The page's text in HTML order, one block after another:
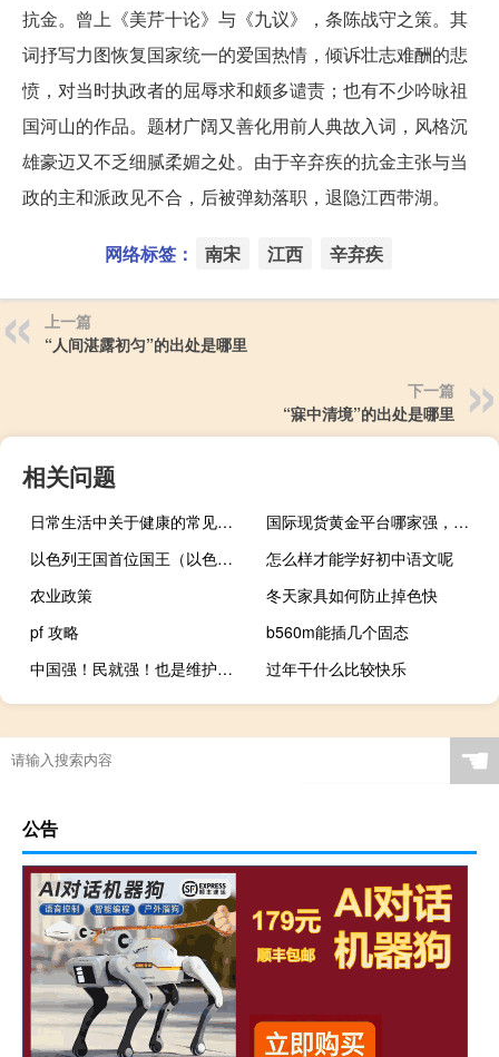
抗金。曾上《美芹十论》与《九议》，条陈战守之策。其
词抒写力图恢复国家统一的爱国热情，倾诉壮志难酬的悲
愤，对当时执政者的屈辱求和颇多谴责；也有不少吟咏祖
国河山的作品。题材广阔又善化用前人典故入词，风格沉
雄豪迈又不乏细腻柔媚之处。由于辛弃疾的抗金主张与当
政的主和派政见不合，后被弹劾落职，退隐江西带湖。
网络标签： 南宋 江西 辛弃疾
上一篇
“人间湛露初匀”的出处是哪里
下一篇
“寐中清境”的出处是哪里
相关问题
日常生活中关于健康的常见谎言有哪些？
国际现货黄金平台哪家强，记住选平台小妙招!
以色列王国首位国王（以色列王国）
怎么样才能学好初中语文呢
农业政策
冬天家具如何防止掉色快
pf 攻略
b560m能插几个固态
中国强！民就强！也是维护和平文化的标本。什么梗？什么梗
过年干什么比较快乐
☚
公告